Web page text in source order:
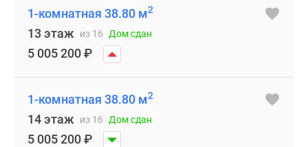
1-комнатная 38.80 м2
13 этаж из 16 Дом сдан
5 005 200₽
1-комнатная 38.80 м2
14 этаж из 16 Дом сдан
5 005 200₽